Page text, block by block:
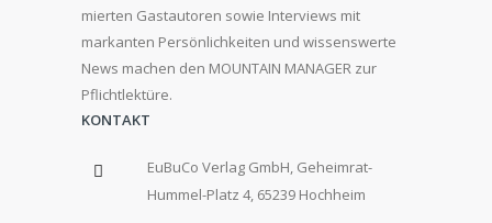
mierten Gastautoren sowie Interviews mit
markanten Persönlichkeiten und wissenswerte
News machen den MOUNTAIN MANAGER zur
Pflichtlektüre.
KONTAKT
EuBuCo Verlag GmbH, Geheimrat-
Hummel-Platz 4, 65239 Hochheim